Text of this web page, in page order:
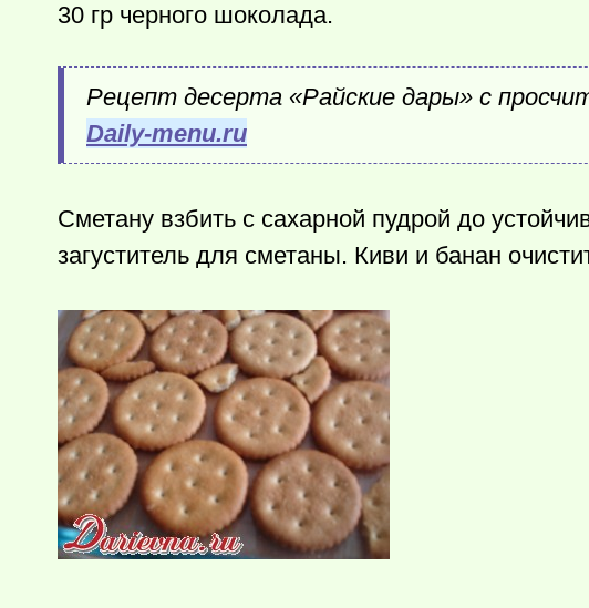
30 гр черного шоколада.
Рецепт десерта «Райские дары» с
Daily-menu.ru
Сметану взбить с сахарной пудрой до
загуститель для сметаны. Киви и банан